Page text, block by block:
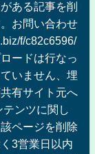
ある記事を削
お問い合わせ
f/c82c6596/
ードは行なっ
いません、埋
有サイト元へ
ンツに関し
ページを削除
3営業日以内